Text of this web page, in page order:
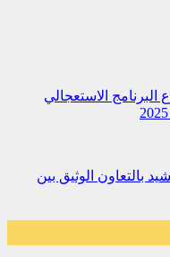
الاستعجالي
بالتعاون الوثيق بين